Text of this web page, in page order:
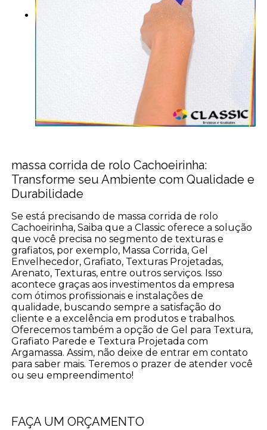
massa corrida de rolo Cachoeirinha:
Transforme seu Ambiente com Qualidade e
Durabilidade
Se está precisando de massa corrida de rolo
Cachoeirinha, Saiba que a Classic oferece a solução
que você precisa no segmento de texturas e
grafiatos, por exemplo, Massa Corrida, Gel
Envelhecedor, Grafiato, Texturas Projetadas,
Arenato, Texturas, entre outros serviços. Isso
acontece graças aos investimentos da empresa
com ótimos profissionais e instalações de
qualidade, buscando sempre a satisfação do
cliente e a excelência em produtos e trabalhos.
Oferecemos também a opção de Gel para Textura,
Grafiato Parede e Textura Projetada com
Argamassa. Assim, não deixe de entrar em contato
para saber mais. Teremos o prazer de atender você
ou seu empreendimento!
FAÇA UM ORÇAMENTO